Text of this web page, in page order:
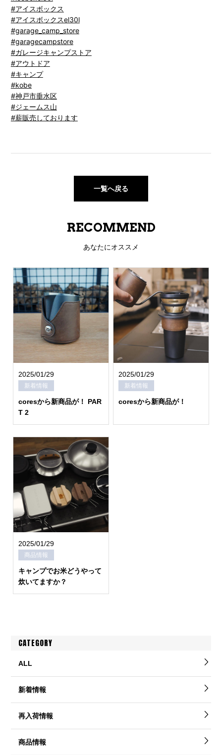
#アイスボックス
#アイスボックスel30l
#garage_camp_store
#garagecampstore
#ガレージキャンプストア
#アウトドア
#キャンプ
#kobe
#神戸市垂水区
#ジェームス山
#薪販売しております
一覧へ戻る
RECOMMEND
あなたにオススメ
2025/01/29
新着情報
coresから新商品が！ PAR
T 2
2025/01/29
新着情報
coresから新商品が！
2025/01/29
商品情報
キャンプでお米どうやって
炊いてますか？
CATEGORY
ALL
新着情報
再入荷情報
商品情報